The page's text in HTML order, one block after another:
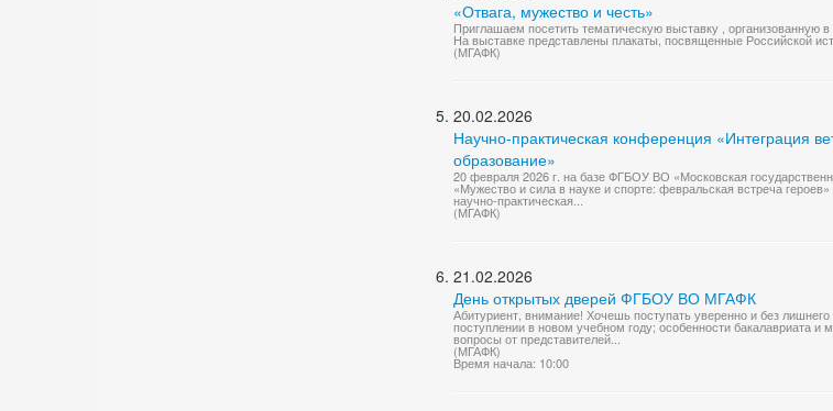
«Отвага, мужество и честь»
Приглашаем посетить тематическую выставку ,
На выставке представлены плакаты, посвященные Российской
(МГАФК)
20.02.2026
Научно-практическая конференция «Интеграция
образование»
20 февраля 2026 г. на базе ФГБОУ ВО «Московская
«Мужество и сила в науке и спорте: февральская встреча
научно-практическая...
(МГАФК)
21.02.2026
День открытых дверей ФГБОУ ВО МГАФК
Абитуриент, внимание! Хочешь поступать уверенно и без
поступлении в новом учебном году; особенности бакалавриата
вопросы от представителей...
(МГАФК)
Время начала: 10:00